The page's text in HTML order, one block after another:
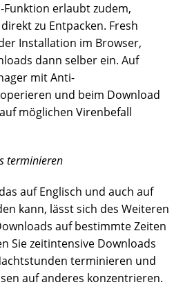
Funktion erlaubt zudem,
direkt zu Entpacken. Fresh
Installation im Browser,
dann selber ein. Auf
mit Anti-
und beim Download
möglichen Virenbefall
terminieren
auf Englisch und auch auf
kann, lässt sich des Weiteren
auf bestimmte Zeiten
Sie zeitintensive Downloads
terminieren und
auf anderes konzentrieren.